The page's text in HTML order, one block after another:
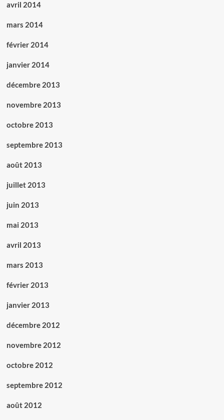
avril 2014
mars 2014
février 2014
janvier 2014
décembre 2013
novembre 2013
octobre 2013
septembre 2013
août 2013
juillet 2013
juin 2013
mai 2013
avril 2013
mars 2013
février 2013
janvier 2013
décembre 2012
novembre 2012
octobre 2012
septembre 2012
août 2012